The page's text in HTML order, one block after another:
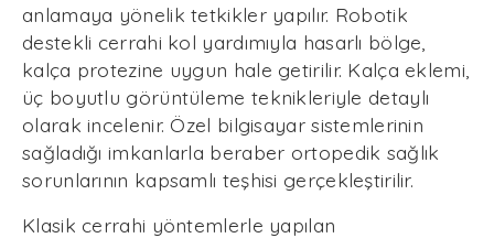
anlamaya yönelik tetkikler yapılır. Robotik
destekli cerrahi kol yardımıyla hasarlı bölge,
kalça protezine uygun hale getirilir. Kalça eklemi,
üç boyutlu görüntüleme teknikleriyle detaylı
olarak incelenir. Özel bilgisayar sistemlerinin
sağladığı imkanlarla beraber ortopedik sağlık
sorunlarının kapsamlı teşhisi gerçekleştirilir.
Klasik cerrahi yöntemlerle yapılan